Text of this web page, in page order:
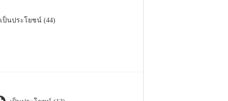
เป็นประโยชน์ (44)